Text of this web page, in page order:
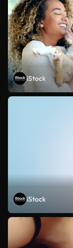
iStock
iStock